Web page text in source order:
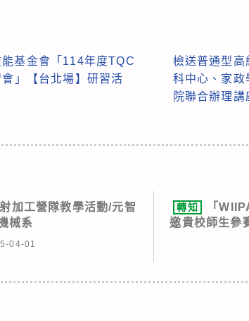
基金會「114年度TQC
」【台北場】研習活
檢送普通型高
科中心、家政
院聯合辦理
加工營隊教學活動/元智
械系
04-01
轉知
「
邀貴校師生參